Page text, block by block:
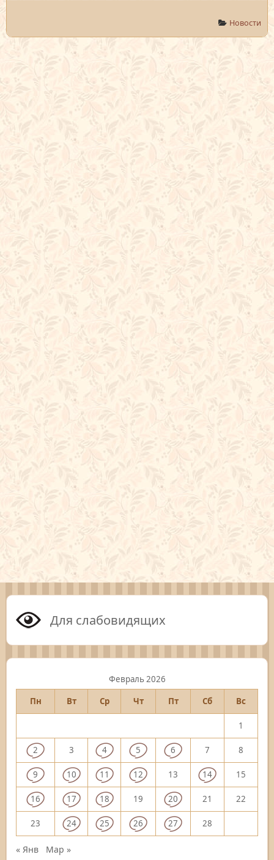
Новости
Для слабовидящих
Февраль 2026
Пн
Вт Ср Чт Пт Сб Вс
1
2 3 4 5 6 7 8
9 10 11 12 13 14 15
16 17 18 19 20 21 22
23 24 25 26 27 28
« Янв Мар »